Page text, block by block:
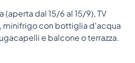
dal 15/6 al 15/9), TV
minifrigo con bottiglia d'acqua
e balcone o terrazza.